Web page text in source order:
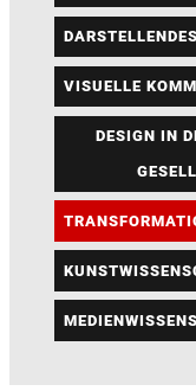
VISUELLE
DESIGN IN